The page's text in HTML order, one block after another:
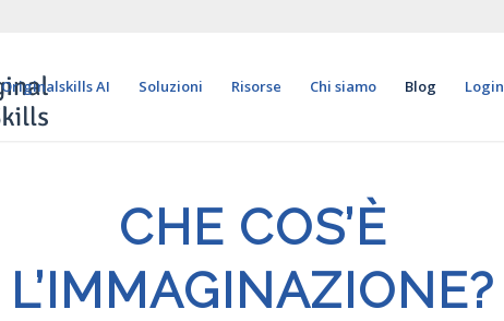
Originalskills AI Soluzioni Risorse Chi siamo Blog Login
CHE COS’È
L’IMMAGINAZIONE?